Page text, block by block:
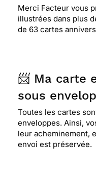
Merci Facteur vous
illustrées dans plus
de 63 cartes
📨 Ma carte
sous
Toutes les cartes
enveloppes. Ainsi,
leur acheminement,
envoi est préservée.